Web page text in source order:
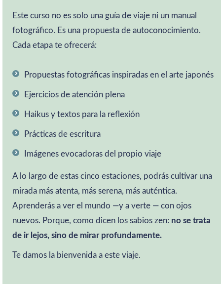
Este curso no es solo una guía de viaje ni un manual
fotográfico. Es una propuesta de autoconocimiento.
Cada etapa te ofrecerá:
Propuestas fotográficas inspiradas en el arte japonés
Ejercicios de atención plena
Haikus y textos para la reflexión
Prácticas de escritura
Imágenes evocadoras del propio viaje
A lo largo de estas cinco estaciones, podrás cultivar una
mirada más atenta, más serena, más auténtica.
Aprenderás a ver el mundo —y a verte — con ojos
nuevos. Porque, como dicen los sabios zen: no se trata
de ir lejos, sino de mirar profundamente.
Te damos la bienvenida a este viaje.